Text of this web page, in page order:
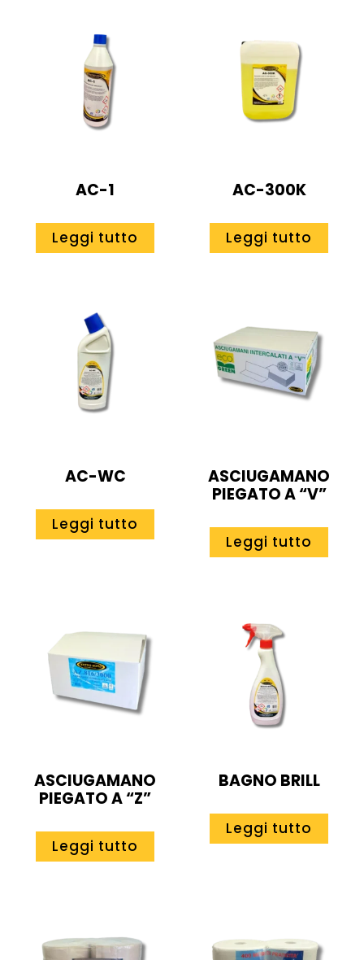
AC-1
Leggi tutto
AC-300K
Leggi tutto
AC-WC
Leggi tutto
ASCIUGAMANO
PIEGATO A “V”
Leggi tutto
ASCIUGAMANO
PIEGATO A “Z”
Leggi tutto
BAGNO BRILL
Leggi tutto